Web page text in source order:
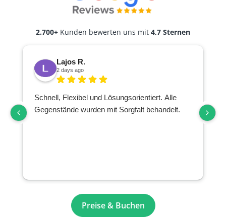
2.700+ Kunden bewerten uns mit 4,7 Sternen
Lajos R.
2 days ago
Schnell, Flexibel und Lösungsorientiert. Alle
Gegenstände wurden mit Sorgfalt behandelt.
Preise & Buchen